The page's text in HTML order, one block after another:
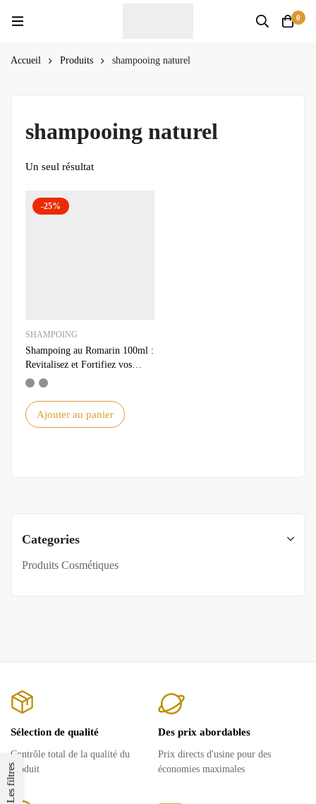
0
Accueil Produits shampooing naturel
Categories
Produits Cosmétiques
Les filtres
shampooing naturel
Un seul résultat
-25%
SHAMPOING
Shampoing au Romarin 100ml :
Revitalisez et Fortifiez vos
Cheveux Naturellement
Ajouter au panier
Sélection de qualité
Contrôle total de la qualité du
produit
Des prix abordables
Prix ​​directs d'usine pour des
économies maximales